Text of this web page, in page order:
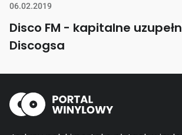
06.02.2019
Disco FM - kapitalne
Discogsa